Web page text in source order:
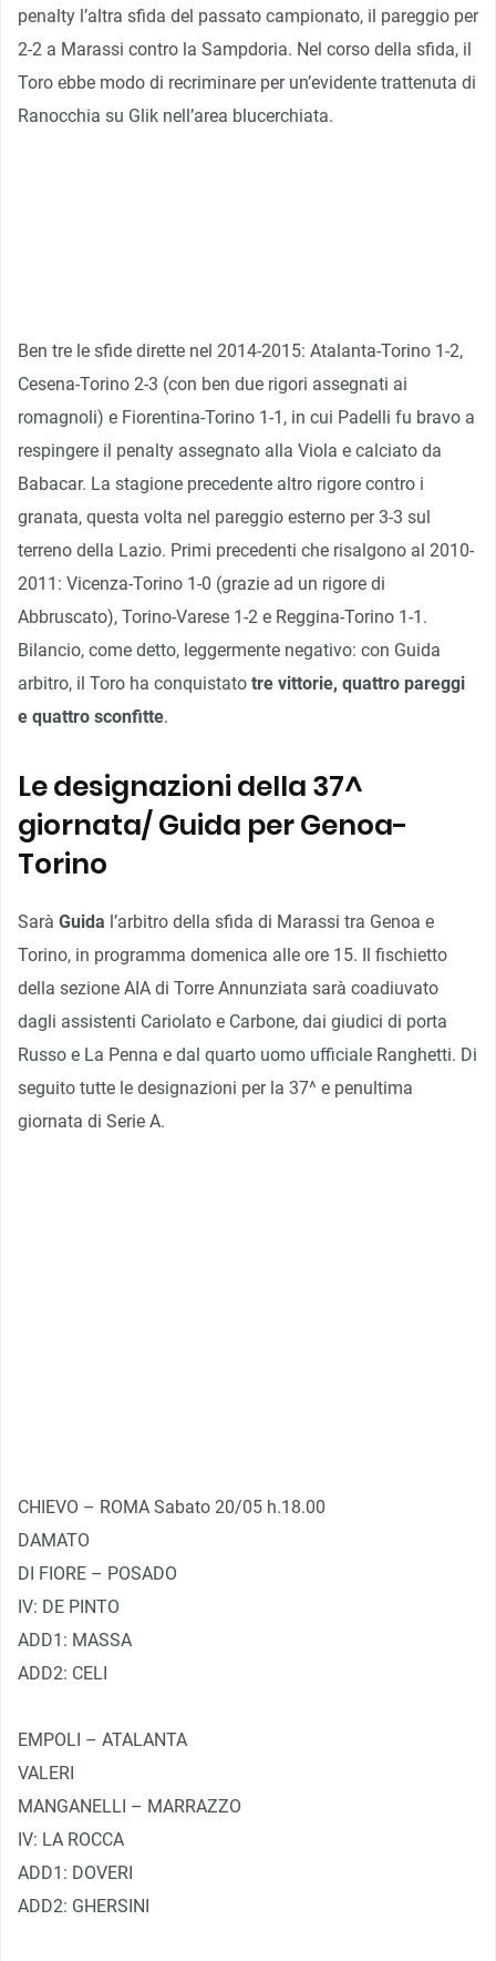
penalty l’altra sfida del passato campionato, il pareggio per
2-2 a Marassi contro la Sampdoria. Nel corso della sfida, il
Toro ebbe modo di recriminare per un’evidente trattenuta di
Ranocchia su Glik nell’area blucerchiata.
Ben tre le sfide dirette nel 2014-2015: Atalanta-Torino 1-2,
Cesena-Torino 2-3 (con ben due rigori assegnati ai
romagnoli) e Fiorentina-Torino 1-1, in cui Padelli fu bravo a
respingere il penalty assegnato alla Viola e calciato da
Babacar. La stagione precedente altro rigore contro i
granata, questa volta nel pareggio esterno per 3-3 sul
terreno della Lazio. Primi precedenti che risalgono al 2010-
2011: Vicenza-Torino 1-0 (grazie ad un rigore di
Abbruscato), Torino-Varese 1-2 e Reggina-Torino 1-1.
Bilancio, come detto, leggermente negativo: con Guida
arbitro, il Toro ha conquistato tre vittorie, quattro pareggi
e quattro sconfitte.
Le designazioni della 37^
giornata/ Guida per Genoa-
Torino
Sarà Guida l’arbitro della sfida di Marassi tra Genoa e
Torino, in programma domenica alle ore 15. Il fischietto
della sezione AIA di Torre Annunziata sarà coadiuvato
dagli assistenti Cariolato e Carbone, dai giudici di porta
Russo e La Penna e dal quarto uomo ufficiale Ranghetti. Di
seguito tutte le designazioni per la 37^ e penultima
giornata di Serie A.
CHIEVO – ROMA Sabato 20/05 h.18.00
DAMATO
DI FIORE – POSADO
IV: DE PINTO
ADD1: MASSA
ADD2: CELI
EMPOLI – ATALANTA
VALERI
MANGANELLI – MARRAZZO
IV: LA ROCCA
ADD1: DOVERI
ADD2: GHERSINI